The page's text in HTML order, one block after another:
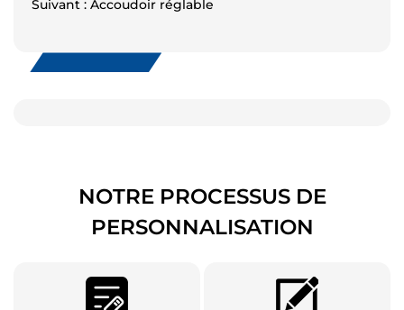
Suivant : Accoudoir réglable
NOTRE PROCESSUS DE
PERSONNALISATION